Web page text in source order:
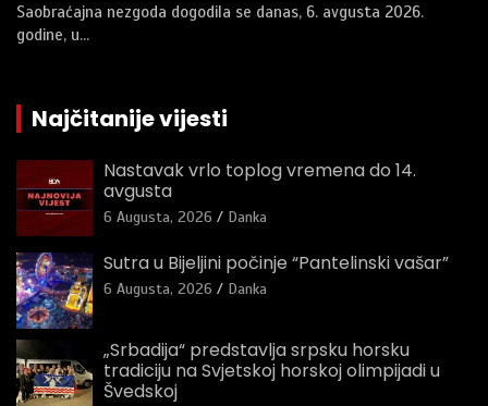
Saobraćajna nezgoda dogodila se danas, 6. avgusta 2026.
godine, u…
Najčitanije vijesti
Nastavak vrlo toplog vremena do 14.
avgusta
6 Augusta, 2026 Danka
Sutra u Bijeljini počinje “Pantelinski vašar”
6 Augusta, 2026 Danka
„Srbadija“ predstavlja srpsku horsku
tradiciju na Svjetskoj horskoj olimpijadi u
Švedskoj